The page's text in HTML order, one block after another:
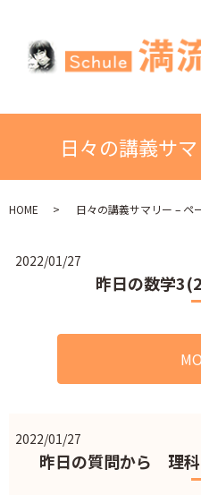
日々の講義サ
HOME 日々の講義サマリー – ペ
2022/01/27
昨日の数学
2022/01/27
昨日の質問から 理